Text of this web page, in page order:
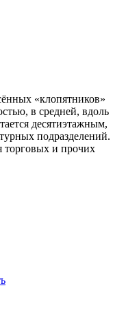
«клопятников»
в средней, вдоль
десятиэтажным,
подразделений.
торговых и прочих